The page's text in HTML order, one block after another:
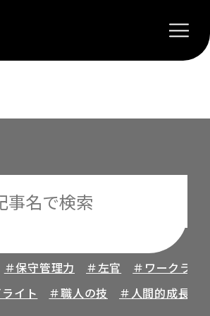
＃保守管理力 ＃左官
＃ワークライ
イト ＃職人の技 ＃人間的成長